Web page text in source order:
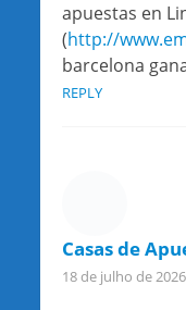
apuestas en
(http://
barcelona
REPLY
Casas de
18 de julho de